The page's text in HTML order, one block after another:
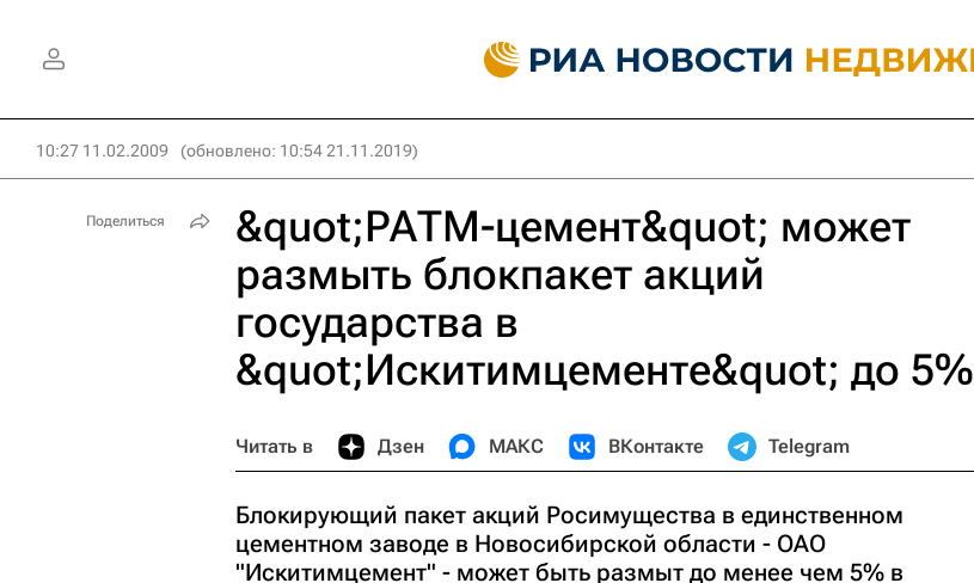
10:27 11.02.2009 (обновлено: 10:54 21.11.2019)
&quot;РАТМ-цемент&quot; может
размыть блокпакет акций
государства в
&quot;Искитимцементе&quot; до 5%
Читать в Дзен МАКС ВКонтакте Telegram
Блокирующий пакет акций Росимущества в единственном
цементном заводе в Новосибирской области - ОАО
"Искитимцемент" - может быть размыт до менее чем 5% в
Поделиться